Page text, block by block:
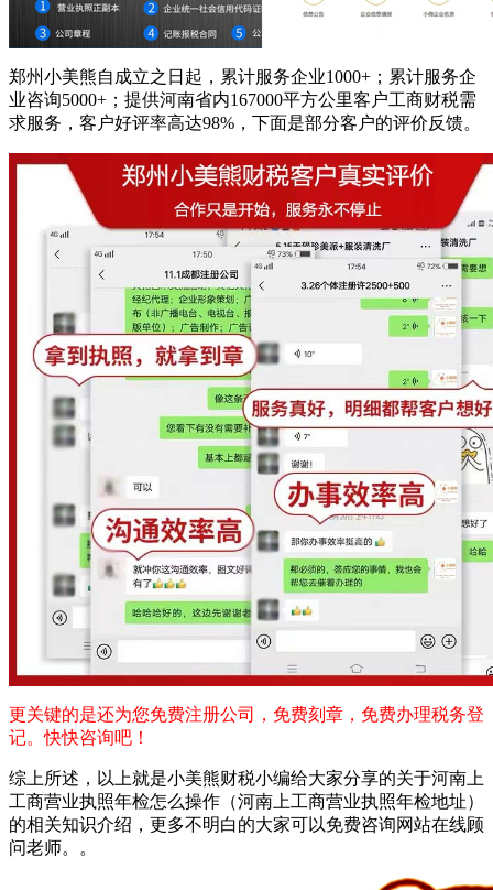
郑州小美熊自成立之日起，累计服务企业1000+；累计服务企
业咨询5000+；提供河南省内167000平方公里客户工商财税需
求服务，客户好评率高达98%，下面是部分客户的评价反馈。
更关键的是还为您免费注册公司，免费刻章，免费办理税务登
记。快快咨询吧！
综上所述，以上就是小美熊财税小编给大家分享的关于河南上
工商营业执照年检怎么操作（河南上工商营业执照年检地址）
的相关知识介绍，更多不明白的大家可以免费咨询网站在线顾
问老师。。